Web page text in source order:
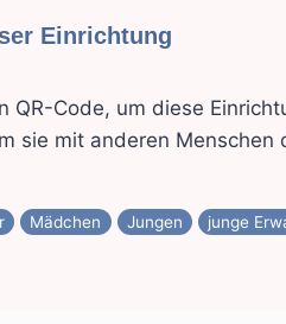
Einrichtung
QR-Code, um diese
sie mit anderen Menschen
Mädchen Jungen junge